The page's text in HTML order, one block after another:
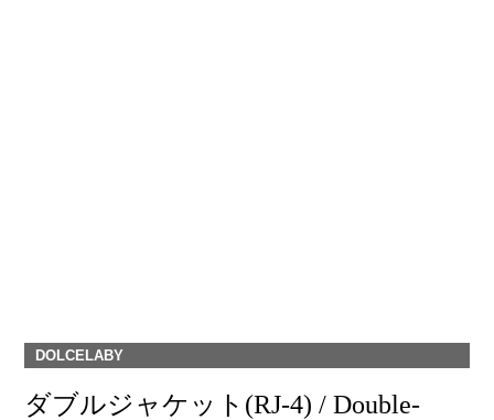
DOLCELABY
ダブルジャケット(RJ-4) / Double-